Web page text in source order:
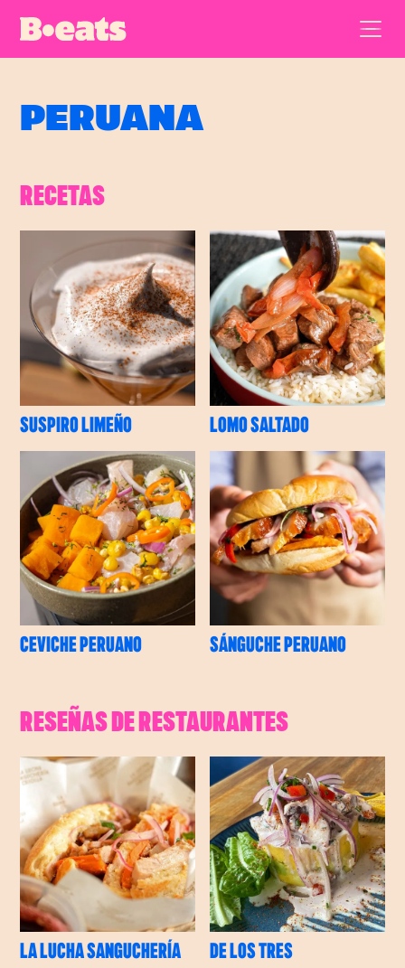
PERUANA
RECETAS
SUSPIRO LIMEÑO LOMO SALTADO
CEVICHE PERUANO SÁNGUCHE PERUANO
RESEÑAS DE RESTAURANTES
LA LUCHA SANGUCHERÍA DE LOS TRES